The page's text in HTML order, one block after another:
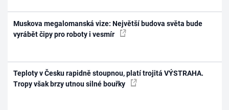
Muskova megalomanská vize: Největší budova světa bude
vyrábět čipy pro roboty i vesmír
Teploty v Česku rapidně stoupnou, platí trojitá VÝSTRAHA.
Tropy však brzy utnou silné bouřky